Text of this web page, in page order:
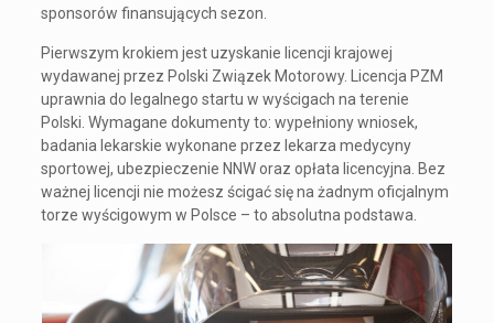
sponsorów finansujących sezon.
Pierwszym krokiem jest uzyskanie licencji krajowej
wydawanej przez Polski Związek Motorowy. Licencja PZM
uprawnia do legalnego startu w wyścigach na terenie
Polski. Wymagane dokumenty to: wypełniony wniosek,
badania lekarskie wykonane przez lekarza medycyny
sportowej, ubezpieczenie NNW oraz opłata licencyjna. Bez
ważnej licencji nie możesz ścigać się na żadnym oficjalnym
torze wyścigowym w Polsce – to absolutna podstawa.